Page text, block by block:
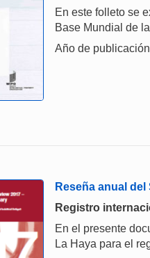
En este folleto se
Base Mundial de
Año de
Reseña anual del
Registro
En el presente
La Haya para el